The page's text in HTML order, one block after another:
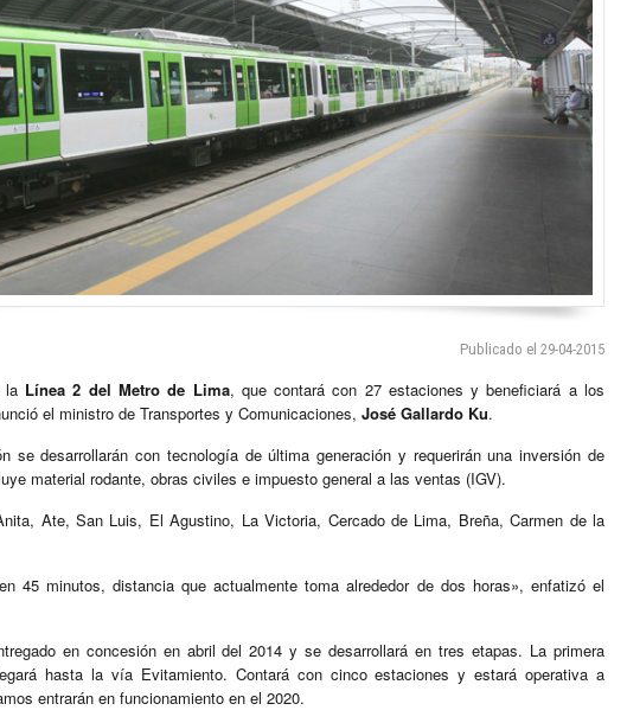
Publicado el 29-04-2015
la Línea 2 del Metro de Lima, que contará con 27 estaciones y beneficiará a los
el ministro de Transportes y Comunicaciones, José Gallardo Ku.
se desarrollarán con tecnología de última generación y requerirán una inversión de
material rodante, obras civiles e impuesto general a las ventas (IGV).
Ate, San Luis, El Agustino, La Victoria, Cercado de Lima, Breña, Carmen de la
45 minutos, distancia que actualmente toma alrededor de dos horas», enfatizó el
en concesión en abril del 2014 y se desarrollará en tres etapas. La primera
hasta la vía Evitamiento. Contará con cinco estaciones y estará operativa a
entrarán en funcionamiento en el 2020.